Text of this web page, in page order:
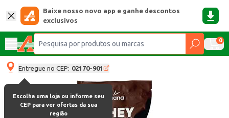
Baixe nosso novo app e ganhe descontos
exclusivos
0
Entregue no CEP: 02170-901
Escolha uma loja ou informe seu
CEP para ver ofertas da sua
região